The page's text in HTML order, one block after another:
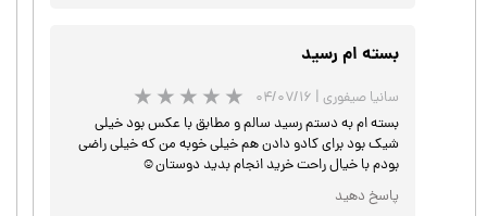
★★★★★
بسته ام رسید
سانیا صیفوری | ۰۴/۰۷/۱۶
بسته ام به دستم رسید سالم و مطابق با عکس بود خیلی
شیک بود برای کادو دادن هم خیلی خوبه من که خیلی راضی
بودم با خیال راحت خرید انجام بدید دوستان☺️
پاسخ دهید